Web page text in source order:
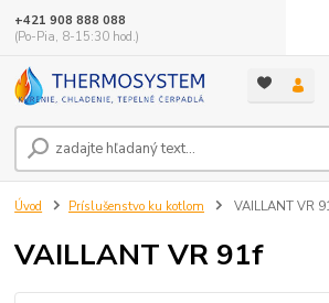
+421 908 888 088
(Po-Pia, 8-15:30 hod.)
Úvod Príslušenstvo ku kotlom VAILLANT VR
VAILLANT VR 91f